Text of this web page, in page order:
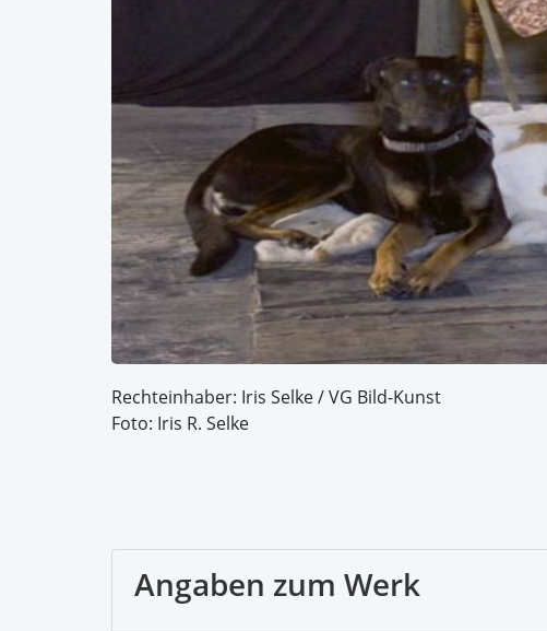
Rechteinhaber: Iris Selke / VG Bild-Kunst
Foto: Iris R. Selke
Angaben zum Werk